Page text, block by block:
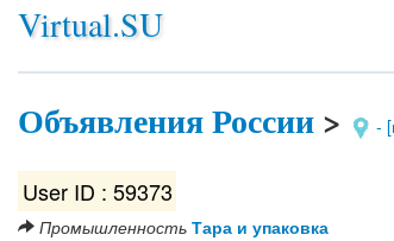
Virtual.SU
Объявления России> -
User ID : 59373
Промышленность Тара и упаковка